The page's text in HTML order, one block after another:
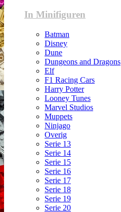
In Minifiguren
Batman
Disney
Dune
Dungeons and Dragons
Elf
F1 Racing Cars
Harry Potter
Looney Tunes
Marvel Studios
Muppets
Ninjago
Overig
Serie 13
Serie 14
Serie 15
Serie 16
Serie 17
Serie 18
Serie 19
Serie 20